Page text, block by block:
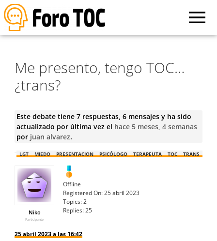
Me presento, tengo TOC…
¿trans?
Este debate tiene 7 respuestas, 6 mensajes y ha sido
actualizado por última vez el hace 5 meses, 4 semanas
por juan alvarez.
LGT MIEDO PRESENTACION PSICÓLOGO TERAPEUTA TOC TRANS
Niko
Participante
Offline
Registered On:25 abril 2023
Topics:2
Replies:25
25 abril 2023 a las 16:42